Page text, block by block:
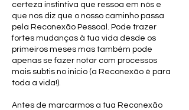
certeza instintiva que ressoa em nós e
que nos diz que o nosso caminho passa
pela Reconexão Pessoal. Pode trazer
fortes mudanças à tua vida desde os
primeiros meses mas também pode
apenas se fazer notar com processos
mais subtis no inicio (a Reconexão é para
toda a vida!).
Antes de marcarmos a tua Reconexão